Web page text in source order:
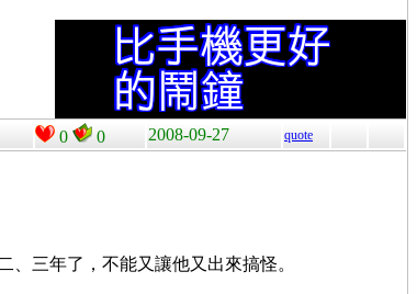
0 0 2008-09-27 quote
、三年了，不能又讓他又出來搞怪。